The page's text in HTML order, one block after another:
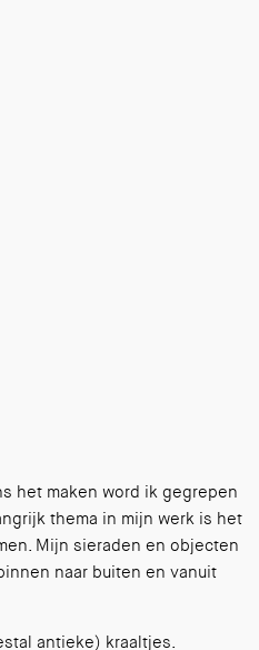
het maken word ik gegrepen
thema in mijn werk is het
Mijn sieraden en objecten
naar buiten en vanuit
antieke) kraaltjes.